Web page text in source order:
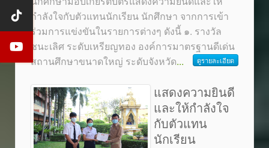
กำลังใจกับตัวแทนนักเรียน นักศึกษา จากการเข้า
ร่วมการแข่งขันในรายการต่างๆ ดังนี้ ๑. รางวัล
ชนะเลิศ ระดับเหรียญทอง องค์การมาตรฐานดีเด่น
สถานศึกษาขนาดใหญ่ ระดับจังหวัด... ดูรายละเอียด
แสดงความยินดี
และให้กำลังใจ
กับตัวแทน
นักเรียน